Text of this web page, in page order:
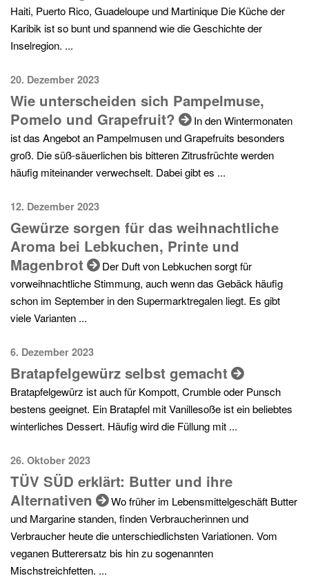
Haiti, Puerto Rico, Guadeloupe und Martinique Die Küche der
Karibik ist so bunt und spannend wie die Geschichte der
Inselregion. ...
20. Dezember 2023
Wie unterscheiden sich Pampelmuse,
Pomelo und Grapefruit?
In den Wintermonaten
ist das Angebot an Pampelmusen und Grapefruits besonders
groß. Die süß-säuerlichen bis bitteren Zitrusfrüchte werden
häufig miteinander verwechselt. Dabei gibt es ...
12. Dezember 2023
Gewürze sorgen für das weihnachtliche
Aroma bei Lebkuchen, Printe und
Magenbrot
Der Duft von Lebkuchen sorgt für
vorweihnachtliche Stimmung, auch wenn das Gebäck häufig
schon im September in den Supermarktregalen liegt. Es gibt
viele Varianten ...
6. Dezember 2023
Bratapfelgewürz selbst gemacht
Bratapfelgewürz ist auch für Kompott, Crumble oder Punsch
bestens geeignet. Ein Bratapfel mit Vanillesoße ist ein beliebtes
winterliches Dessert. Häufig wird die Füllung mit ...
26. Oktober 2023
TÜV SÜD erklärt: Butter und ihre
Alternativen
Wo früher im Lebensmittelgeschäft Butter
und Margarine standen, finden Verbraucherinnen und
Verbraucher heute die unterschiedlichsten Variationen. Vom
veganen Butterersatz bis hin zu sogenannten
Mischstreichfetten. ...